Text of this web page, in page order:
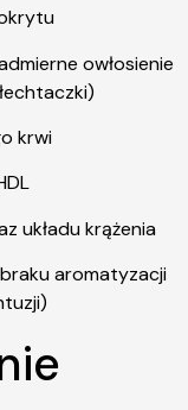
owłosienie
krwi
układu krążenia
aromatyzacji